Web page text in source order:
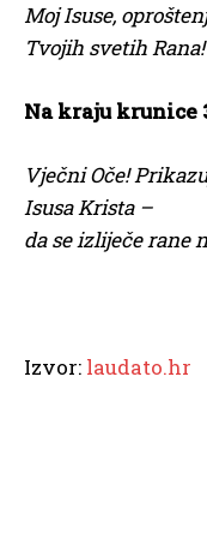
Moj Isuse,
Tvojih svetih Rana!
Na kraju krunice
Vječni Oče!
Isusa Krista –
da se izliječe rane
Izvor: laudato.hr